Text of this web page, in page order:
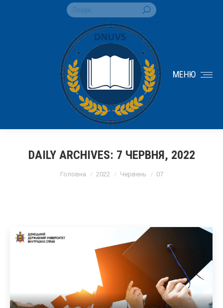
Search:
МЕНЮ
DAILY ARCHIVES: 7 ЧЕРВНЯ, 2022
Головна 2022 Червень 07